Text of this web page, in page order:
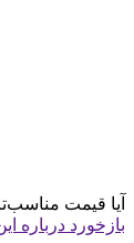
آیا قیمت
بازخورد درباره